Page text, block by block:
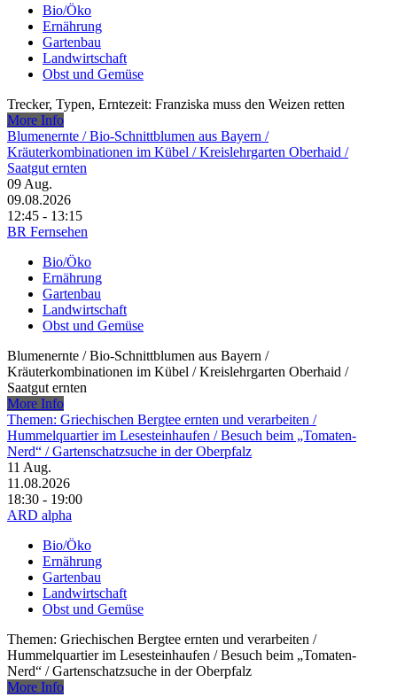
Bio/Öko
Ernährung
Gartenbau
Landwirtschaft
Obst und Gemüse
Trecker, Typen, Erntezeit: Franziska muss den Weizen retten
More Info
Blumenernte /​ Bio-Schnittblumen aus Bayern /​
Kräuterkombinationen im Kübel /​ Kreislehrgarten Oberhaid /​
Saatgut ernten
09 Aug.
09.08.2026
12:45 - 13:15
BR Fernsehen
Bio/Öko
Ernährung
Gartenbau
Landwirtschaft
Obst und Gemüse
Blumenernte /​ Bio-Schnittblumen aus Bayern /​
Kräuterkombinationen im Kübel /​ Kreislehrgarten Oberhaid /​
Saatgut ernten
More Info
Themen: Griechischen Bergtee ernten und verarbeiten /​
Hummelquartier im Lesesteinhaufen /​ Besuch beim „Tomaten-
Nerd“ /​ Gartenschatzsuche in der Oberpfalz
11 Aug.
11.08.2026
18:30 - 19:00
ARD alpha
Bio/Öko
Ernährung
Gartenbau
Landwirtschaft
Obst und Gemüse
Themen: Griechischen Bergtee ernten und verarbeiten /​
Hummelquartier im Lesesteinhaufen /​ Besuch beim „Tomaten-
Nerd“ /​ Gartenschatzsuche in der Oberpfalz
More Info